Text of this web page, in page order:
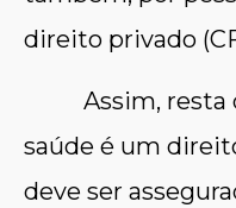
direito privado
Assim, resta
saúde é um
deve ser